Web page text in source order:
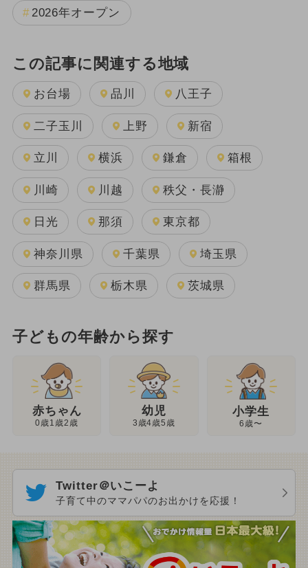
2026年オープン
この記事に関連する地域
お台場 品川 八王子
二子玉川 上野 新宿
立川 横浜 鎌倉 箱根
川崎 川越 秩父・長瀞
日光 那須 東京都
神奈川県 千葉県 埼玉県
群馬県 栃木県 茨城県
子どもの年齢から探す
赤ちゃん
0歳1歳2歳
幼児
3歳4歳5歳
小学生
6歳〜
Twitter＠いこーよ
子育て中のママパパのお出かけを応援！